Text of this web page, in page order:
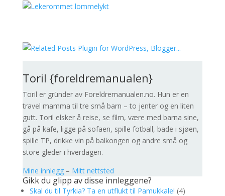
Toril {foreldremanualen}
Toril er gründer av Foreldremanualen.no. Hun er en
travel mamma til tre små barn – to jenter og en liten
gutt. Toril elsker å reise, se film, være med barna sine,
gå på kafe, ligge på sofaen, spille fotball, bade i sjøen,
spille TP, drikke vin på balkongen og andre små og
store gleder i hverdagen.
Mine innlegg– Mitt nettsted
Gikk du glipp av disse innleggene?
Skal du til Tyrkia? Ta en utflukt til Pamukkale! (4)